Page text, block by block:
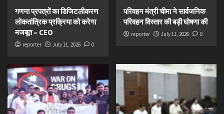
गणना प्रपत्रों का डिजिटलीकरण
लोकतांत्रिक प्रक्रिया को करेगा
मजबूत – CEO
reporter July 11, 2026 0
परिवहन मंत्री चीमा ने सार्वजनिक
परिवहन विस्तार की बड़ी घोषणा की
reporter July 11, 2026 0